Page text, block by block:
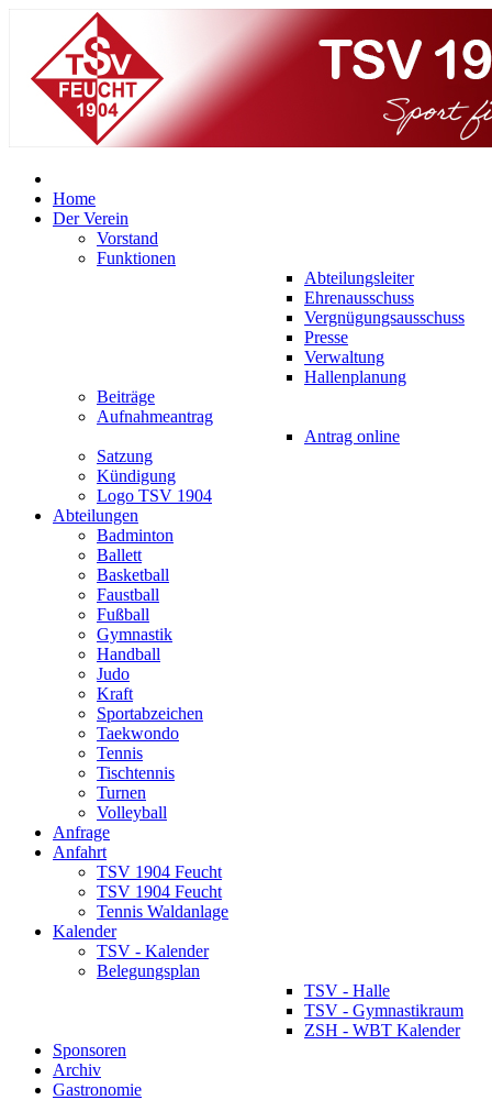
Home
Der Verein
Vorstand
Funktionen
Abteilungsleiter
Ehrenausschuss
Vergnügungsausschuss
Presse
Verwaltung
Hallenplanung
Beiträge
Aufnahmeantrag
Antrag online
Satzung
Kündigung
Logo TSV 1904
Abteilungen
Badminton
Ballett
Basketball
Faustball
Fußball
Gymnastik
Handball
Judo
Kraft
Sportabzeichen
Taekwondo
Tennis
Tischtennis
Turnen
Volleyball
Anfrage
Anfahrt
TSV 1904 Feucht
TSV 1904 Feucht
Tennis Waldanlage
Kalender
TSV - Kalender
Belegungsplan
TSV - Halle
TSV - Gymnastikraum
ZSH - WBT Kalender
Sponsoren
Archiv
Gastronomie